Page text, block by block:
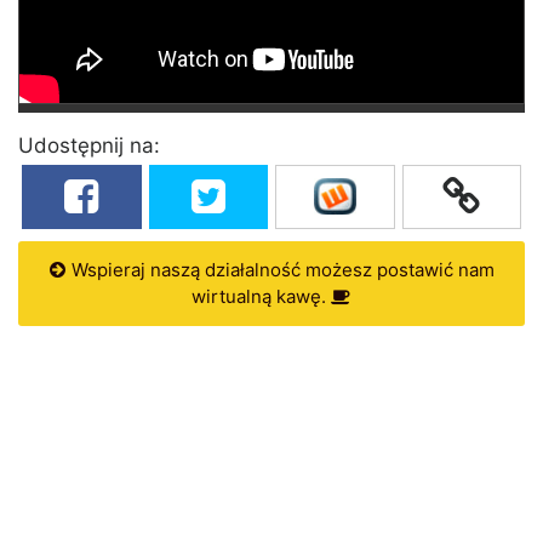
Udostępnij na:
Wspieraj naszą działalność możesz postawić nam
wirtualną kawę.